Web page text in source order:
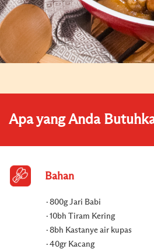
Apa yang Anda
Bahan
800g Jari Babi
10bh Tiram Kering
8bh Kastanye air kupas
40gr Kacang